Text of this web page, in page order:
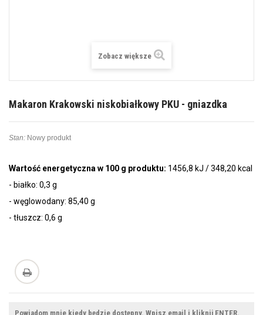
Zobacz większe
Makaron Krakowski niskobiałkowy PKU - gniazdka
Stan: Nowy produkt
Wartość energetyczna w 100 g produktu: 1456,8 kJ / 348,20 kcal
- białko: 0,3 g
- węglowodany: 85,40 g
- tłuszcz: 0,6 g
Powiadom mnie kiedy będzie dostępny. Wpisz email i kliknij ENTER.